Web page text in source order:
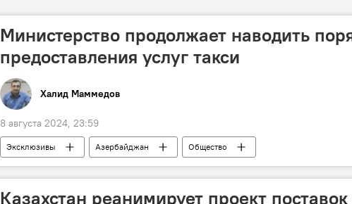
Министерство продолжает наводить
предоставления услуг такси
Халид Маммедов
8 августа 2024, 23:59
Эксклюзивы Азербайджан
Общество
Азербайджанское агентство наземного транспорта
Такси
Оператор
Казахстан реанимирует проект поставок